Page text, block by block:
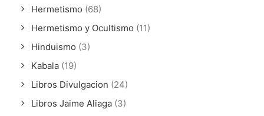
Hermetismo (68)
Hermetismo y Ocultismo (11)
Hinduismo (3)
Kabala (19)
Libros Divulgacion (24)
Libros Jaime Aliaga (3)